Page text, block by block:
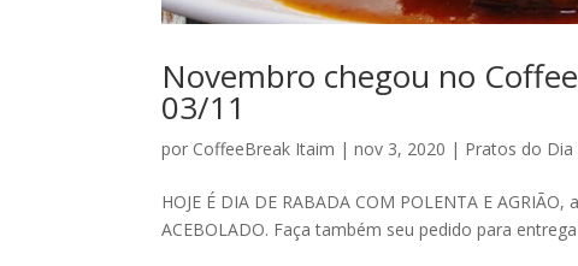
Novembro chegou no
03/11
por CoffeeBreak Itaim |nov 3, 2020 | Pratos do Dia
HOJE É DIA DE RABADA COM POLENTA E
ACEBOLADO. Faça também seu pedido para